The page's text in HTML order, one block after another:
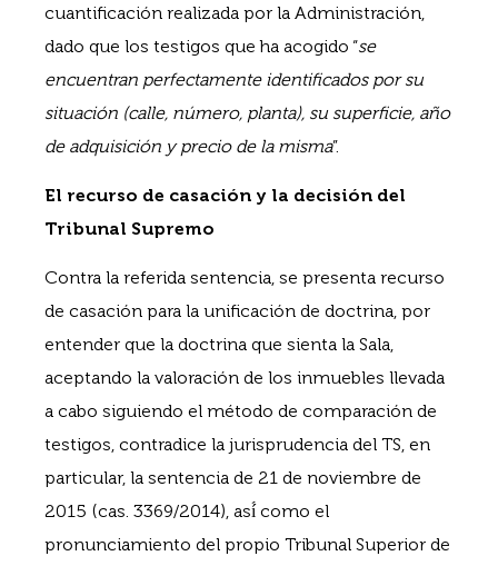
cuantificación realizada por la Administración,
dado que los testigos que ha acogido “se
encuentran perfectamente identificados por su
situación (calle, número, planta), su superficie, año
de adquisición y precio de la misma”.
El recurso de casación y la decisión del
Tribunal Supremo
Contra la referida sentencia, se presenta recurso
de casación para la unificación de doctrina, por
entender que la doctrina que sienta la Sala,
aceptando la valoración de los inmuebles llevada
a cabo siguiendo el método de comparación de
testigos, contradice la jurisprudencia del TS, en
particular, la sentencia de 21 de noviembre de
2015 (cas. 3369/2014), así́ como el
pronunciamiento del propio Tribunal Superior de